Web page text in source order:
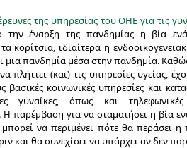
της υπηρεσίας του ΟΗΕ για τις
την έναρξη της πανδημίας η βία
κορίτσια, ιδιαίτερα η
μια πανδημία μέσα στην πανδημία.
πλήττει (και) τις υπηρεσίες υγείας,
βασικές κοινωνικές υπηρεσίες και
γυναίκες, όπως και
Η παρέμβαση για να σταματήσει η βία
μπορεί να περιμένει πότε θα περάσει η
και θα συνεχίσει να υπάρχει αν δεν